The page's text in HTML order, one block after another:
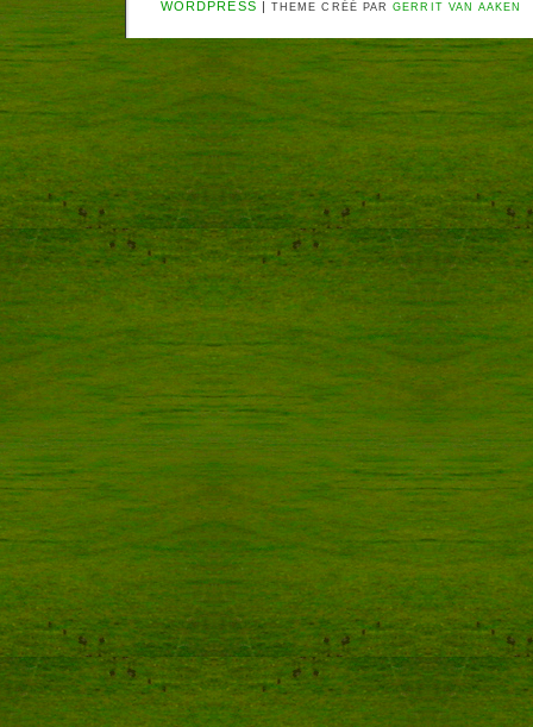
WORDPRESS | THEME CRÉÉ PARGERRIT VAN AAKEN